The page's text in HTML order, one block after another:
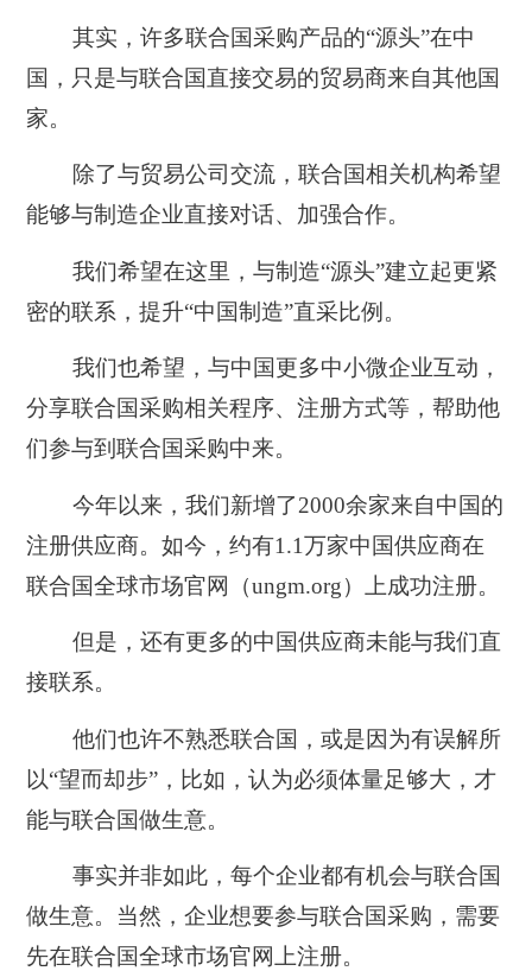
其实，许多联合国采购产品的“源头”在中
国，只是与联合国直接交易的贸易商来自其他国
家。
除了与贸易公司交流，联合国相关机构希望
能够与制造企业直接对话、加强合作。
我们希望在这里，与制造“源头”建立起更紧
密的联系，提升“中国制造”直采比例。
我们也希望，与中国更多中小微企业互动，
分享联合国采购相关程序、注册方式等，帮助他
们参与到联合国采购中来。
今年以来，我们新增了2000余家来自中国的
注册供应商。如今，约有1.1万家中国供应商在
联合国全球市场官网（ungm.org）上成功注册。
但是，还有更多的中国供应商未能与我们直
接联系。
他们也许不熟悉联合国，或是因为有误解所
以“望而却步”，比如，认为必须体量足够大，才
能与联合国做生意。
事实并非如此，每个企业都有机会与联合国
做生意。当然，企业想要参与联合国采购，需要
先在联合国全球市场官网上注册。